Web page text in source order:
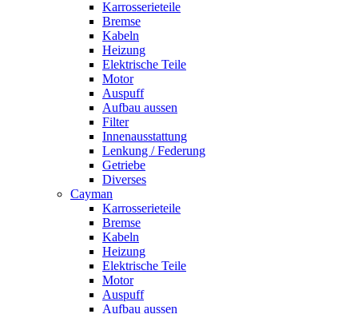
Karrosserieteile
Bremse
Kabeln
Heizung
Elektrische Teile
Motor
Auspuff
Aufbau aussen
Filter
Innenausstattung
Lenkung / Federung
Getriebe
Diverses
Cayman
Karrosserieteile
Bremse
Kabeln
Heizung
Elektrische Teile
Motor
Auspuff
Aufbau aussen